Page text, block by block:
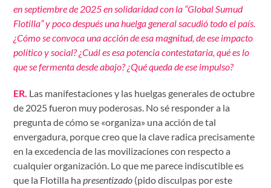
en septiembre de 2025 en solidaridad con la “Global Sumud
Flotilla” y poco después una huelga general sacudió todo el país.
¿Cómo se convoca una acción de esa magnitud, de ese impacto
político y social? ¿Cuál es esa potencia contestataria, qué es lo
que se fermenta desde abajo? ¿Qué queda de ese impulso?
ER. Las manifestaciones y las huelgas generales de octubre
de 2025 fueron muy poderosas. No sé responder a la
pregunta de cómo se «organiza» una acción de tal
envergadura, porque creo que la clave radica precisamente
en la excedencia de las movilizaciones con respecto a
cualquier organización. Lo que me parece indiscutible es
que la Flotilla hapresentizado (pido disculpas por este